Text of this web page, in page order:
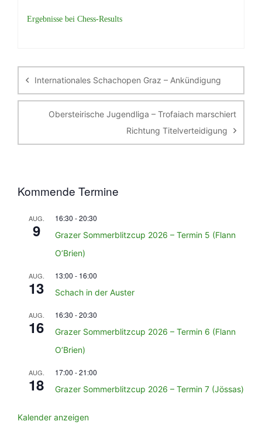
Ergebnisse bei Chess-Results
Internationales Schachopen Graz – Ankündigung
Obersteirische Jugendliga – Trofaiach marschiert
Richtung Titelverteidigung
Kommende Termine
AUG.
9
16:30 -20:30
Grazer Sommerblitzcup 2026 – Termin 5 (Flann
O’Brien)
AUG.
13
13:00 - 16:00
Schach in der Auster
AUG.
16
16:30 -20:30
Grazer Sommerblitzcup 2026 – Termin 6 (Flann
O’Brien)
AUG.
18
17:00 -21:00
Grazer Sommerblitzcup 2026 – Termin 7 (Jössas)
Kalender anzeigen